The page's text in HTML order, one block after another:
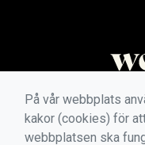
På vår webbplats
kakor (cookies) för
webbplatsen ska